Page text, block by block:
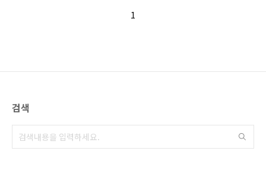
1
검색